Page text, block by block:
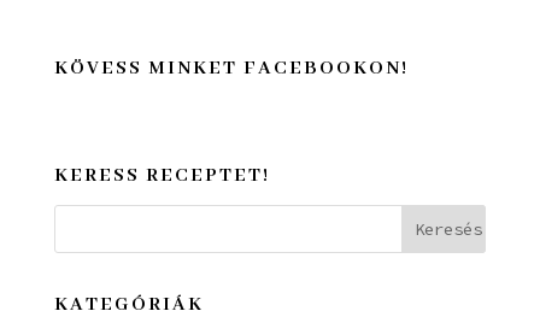
KÖVESS MINKET FACEBOOKON!
KERESS RECEPTET!
KATEGÓRIÁK